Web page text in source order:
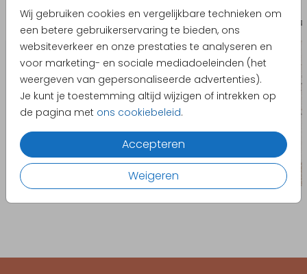
Wij gebruiken cookies en vergelijkbare technieken om
een betere gebruikerservaring te bieden, ons
websiteverkeer en onze prestaties te analyseren en
voor marketing- en sociale mediadoeleinden (het
weergeven van gepersonaliseerde advertenties).
Je kunt je toestemming altijd wijzigen of intrekken op
de pagina met ons cookiebeleid.
Accepteren
Weigeren